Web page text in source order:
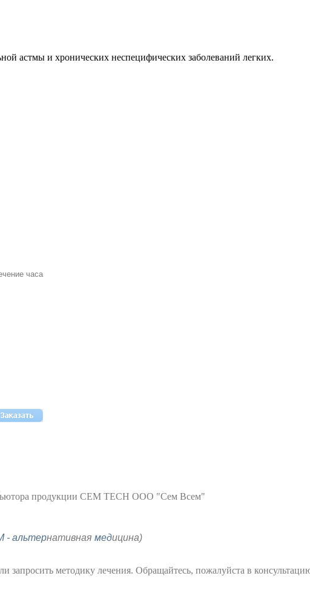
астмы и хронических неспецифических заболеваний легких.
часа
продукции CEM TECH ООО "Сем Всем"
- альтернативная медицина)
методику лечения. Обращайтесь, пожалуйста в